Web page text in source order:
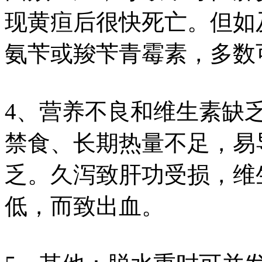
现黄疸后很快死亡。但
氨苄或羧苄青霉素，多
4、营养不良和维生素缺
禁食、长期热量不足，
乏。久泻致肝功受损，
低，而致出血。